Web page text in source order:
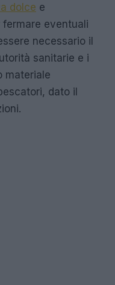
dolce e
fermare eventuali
necessario il
sanitarie e i
materiale
dato il